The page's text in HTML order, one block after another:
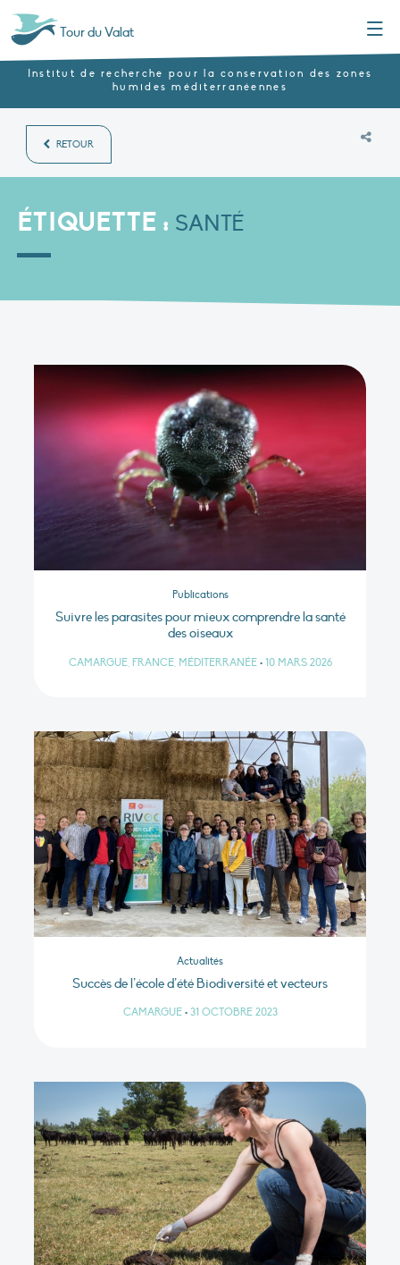
Tour du Valat
Institut de recherche pour la conservation des zones
humides méditerranéennes
RETOUR
ÉTIQUETTE : SANTÉ
Publications
Suivre les parasites pour mieux comprendre la santé
des oiseaux
CAMARGUE, FRANCE, MÉDITERRANÉE • 10 MARS 2026
Actualités
Succès de l’école d’été Biodiversité et vecteurs
CAMARGUE • 31 OCTOBRE 2023